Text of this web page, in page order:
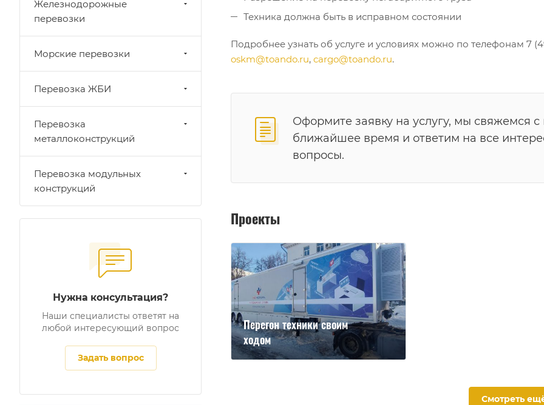
Техника должна быть в исправном состоянии
Подробнее узнать об услуге и условиях можно по телефонам 7
oskm@toando.ru, cargo@toando.ru.
Оформите заявку на услугу, мы свяжемся
ближайшее время и ответим на все
вопросы.
Проекты
Перегон техники своим
ходом
Смотреть
Железнодорожные
перевозки
Морские перевозки
Перевозка ЖБИ
Перевозка
металлоконструкций
Перевозка модульных
конструкций
Нужна консультация?
Наши специалисты ответят на
любой интересующий вопрос
Задать вопрос